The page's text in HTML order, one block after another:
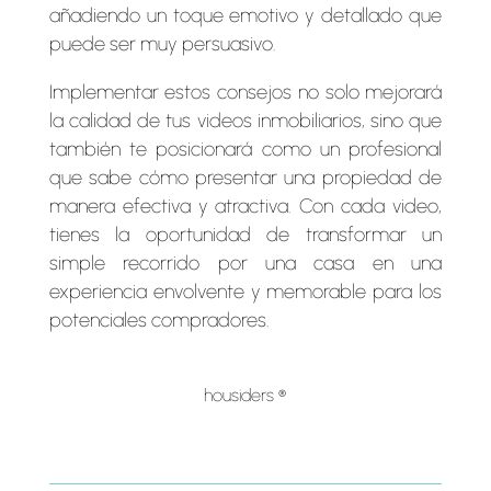
añadiendo un toque emotivo y detallado que
puede ser muy persuasivo.
Implementar estos consejos no solo mejorará
la calidad de tus videos inmobiliarios, sino que
también te posicionará como un profesional
que sabe cómo presentar una propiedad de
manera efectiva y atractiva. Con cada video,
tienes la oportunidad de transformar un
simple recorrido por una casa en una
experiencia envolvente y memorable para los
potenciales compradores.
housiders ®